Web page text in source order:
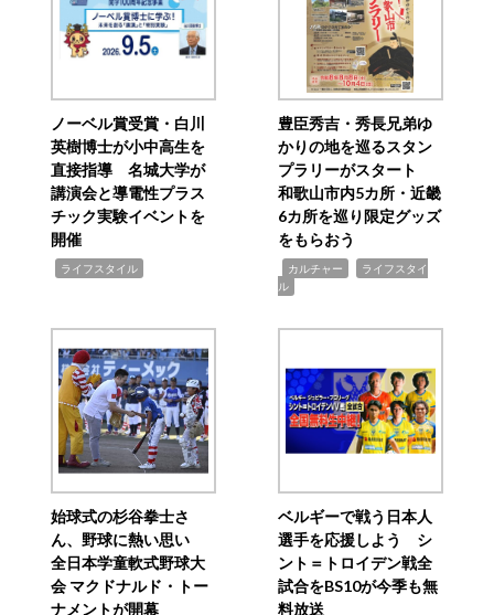
ノーベル賞受賞・白川
英樹博士が小中高生を
直接指導 名城大学が
講演会と導電性プラス
チック実験イベントを
開催
ライフスタイル
豊臣秀吉・秀長兄弟ゆ
かりの地を巡るスタン
プラリーがスタート
和歌山市内5カ所・近畿
6カ所を巡り限定グッズ
をもらおう
カルチャー
ライフスタイ
ル
始球式の杉谷拳士さ
ん、野球に熱い思い
全日本学童軟式野球大
会 マクドナルド・トー
ナメントが開幕
ベルギーで戦う日本人
選手を応援しよう シ
ント＝トロイデン戦全
試合をBS10が今季も無
料放送